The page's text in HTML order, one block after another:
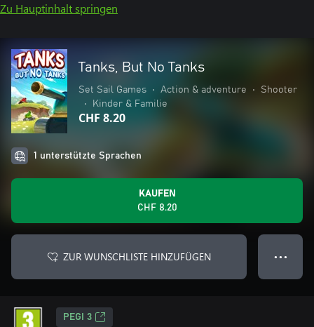
Zu Hauptinhalt springen
Tanks, But No Tanks
Set Sail Games • Action & adventure •
Shooter
•
Kinder & Familie
CHF 8.20
1 unterstützte Sprachen
KAUFEN
CHF 8.20
ZUR WUNSCHLISTE HINZUFÜGEN ● ● ●
PEGI 3